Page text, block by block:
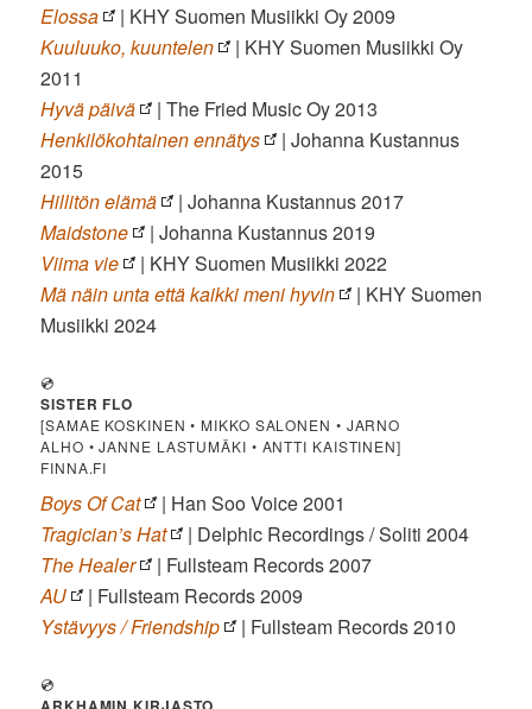
Elossa
| KHY Suomen Musiikki Oy 2009
Kuuluuko, kuuntelen
| KHY Suomen Musiikki Oy
2011
Hyvä päivä
| The Fried Music Oy 2013
Henkilökohtainen ennätys
| Johanna Kustannus
2015
Hillitön elämä
| Johanna Kustannus 2017
Maidstone
| Johanna Kustannus 2019
Viima vie
| KHY Suomen Musiikki 2022
Mä näin unta että kaikki meni hyvin
| KHY Suomen
Musiikki 2024
💿
SISTER FLO
[SAMAE KOSKINEN • MIKKO SALONEN • JARNO
ALHO • JANNE LASTUMÄKI • ANTTI KAISTINEN]
FINNA.FI
Boys Of Cat
| Han Soo Voice 2001
Tragician’s Hat
| Delphic Recordings / Soliti 2004
The Healer
| Fullsteam Records 2007
AU
| Fullsteam Records 2009
Ystävyys / Friendship
| Fullsteam Records 2010
💿